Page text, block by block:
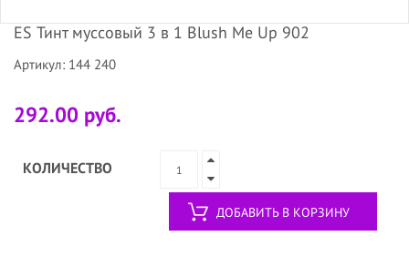
ES Тинт муссовый 3 в 1 Blush Me Up 902
Артикул: 144 240
292.00 руб.
КОЛИЧЕСТВО
ДОБАВИТЬ В КОРЗИНУ